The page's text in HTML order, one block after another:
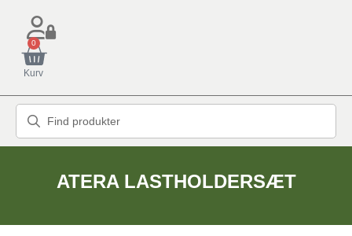
0
Kurv
ATERA LASTHOLDERSÆT